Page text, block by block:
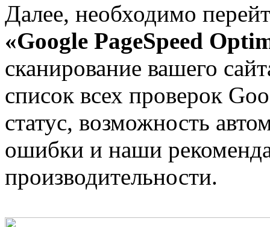
Далее, необходимо
«Google PageSpeed
сканирование вашего
список всех проверок
статус, возможность
ошибки и наши
производительности.